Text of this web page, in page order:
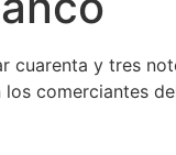
cuarenta y tres
comerciantes